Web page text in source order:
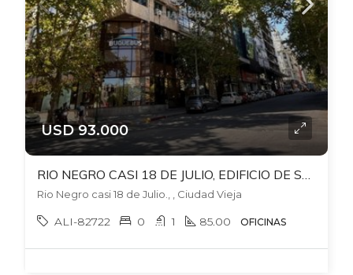
USD 93.000
Rio Negro casi 18 de Julio., , Ciudad Vieja
ALI-82722 0 1 85.00 OFICINAS